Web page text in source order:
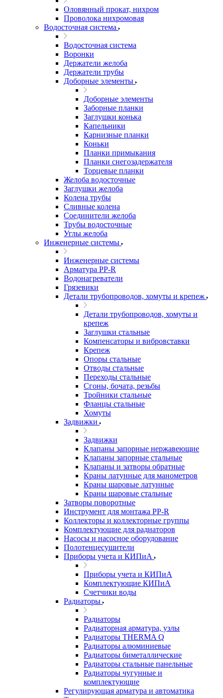
Оловянный прокат, нихром
Проволока нихромовая
Водосточная система
Водосточная система
Воронки
Держатели желоба
Держатели трубы
Доборные элементы
Доборные элементы
Заборные планки
Заглушки конька
Капельники
Карнизные планки
Коньки
Планки примыкания
Планки снегозадержателя
Торцевые планки
Желоба водосточные
Заглушки желоба
Колена трубы
Сливные колена
Соединители желоба
Трубы водосточные
Углы желоба
Инженерные системы
Инженерные системы
Арматура PP-R
Водонагреватели
Грязевики
Детали трубопроводов, хомуты и крепеж
Детали трубопроводов, хомуты и
крепеж
Заглушки стальные
Компенсаторы и вибровставки
Крепеж
Опоры стальные
Отводы стальные
Переходы стальные
Сгоны, бочата, резьбы
Тройники стальные
Фланцы стальные
Хомуты
Задвижки
Задвижки
Клапаны запорные нержавеющие
Клапаны запорные стальные
Клапаны и затворы обратные
Краны латунные для манометров
Краны шаровые латунные
Краны шаровые стальные
Затворы поворотные
Инструмент для монтажа PP-R
Коллекторы и коллекторные группы
Комплектующие для радиаторов
Насосы и насосное оборудование
Полотенцесушители
Приборы учета и КИПиА
Приборы учета и КИПиА
Комплектующие КИПиА
Счетчики воды
Радиаторы
Радиаторы
Радиаторная арматура, узлы
Радиаторы THERMA Q
Радиаторы алюминиевые
Радиаторы биметаллические
Радиаторы стальные панельные
Радиаторы чугунные и
комплектующие
Регулирующая арматура и автоматика